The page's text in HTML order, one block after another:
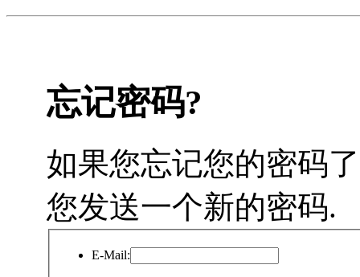
忘记密码?
如果您忘记您的密码
您发送一个新的密码.
E-Mail: